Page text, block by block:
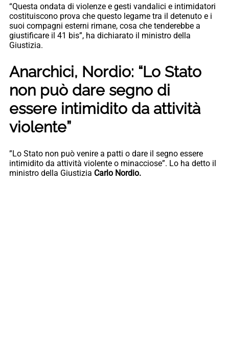
“Questa ondata di violenze e gesti vandalici e intimidatori
costituiscono prova che questo legame tra il detenuto e i
suoi compagni esterni rimane, cosa che tenderebbe a
giustificare il 41 bis”, ha dichiarato il ministro della
Giustizia.
Anarchici, Nordio: “Lo Stato
non può dare segno di
essere intimidito da attività
violente”
”Lo Stato non può venire a patti o dare il segno essere
intimidito da attività violente o minacciose”. Lo ha detto il
ministro della Giustizia Carlo Nordio.